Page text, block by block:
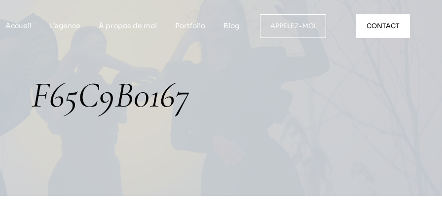
Accueil L’agence À propos de moi Portfolio Blog APPELEZ-MOI CONTACT
F65C9B0167